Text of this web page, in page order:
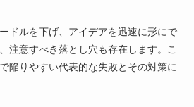
ドルを下げ、アイデアを迅速に形にで
注意すべき落とし穴も存在します。こ
陥りやすい代表的な失敗とその対策に